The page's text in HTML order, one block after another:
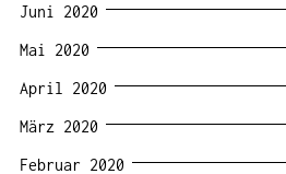
Juni 2020
Mai 2020
April 2020
März 2020
Februar 2020